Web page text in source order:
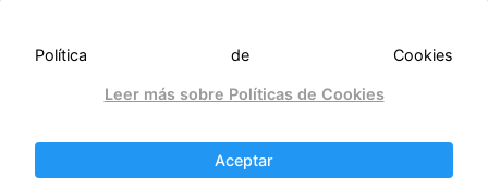
Política de Cookies
Leer más sobre Políticas de Cookies
Aceptar